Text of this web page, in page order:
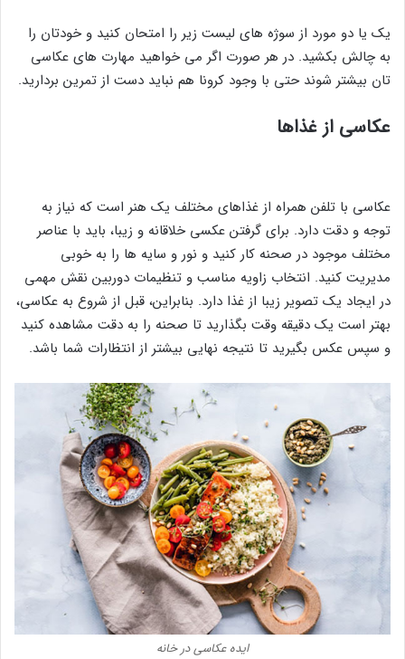
یک یا دو مورد از سوژه های لیست زیر را امتحان کنید و خودتان را
به چالش بکشید. در هر صورت اگر می خواهید مهارت های عکاسی
تان بیشتر شوند حتی با وجود کرونا هم نباید دست از تمرین بردارید.
عکاسی از غذاها
عکاسی با تلفن همراه از غذاهای مختلف یک هنر است که نیاز به
توجه و دقت دارد. برای گرفتن عکسی خلاقانه و زیبا، باید با عناصر
مختلف موجود در صحنه کار کنید و نور و سایه ها را به خوبی
مدیریت کنید. انتخاب زاویه مناسب و تنظیمات دوربین نقش مهمی
در ایجاد یک تصویر زیبا از غذا دارد. بنابراین، قبل از شروع به عکاسی،
بهتر است یک دقیقه وقت بگذارید تا صحنه را به دقت مشاهده کنید
و سپس عکس بگیرید تا نتیجه نهایی بیشتر از انتظارات شما باشد.
ایده عکاسی در خانه